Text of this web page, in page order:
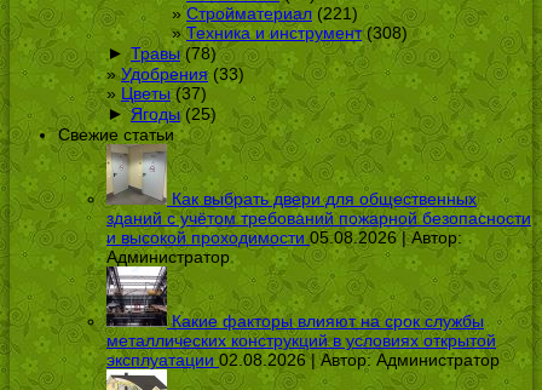
Стройматериал (221)
Техника и инструмент(308)
► Травы(78)
Удобрения(33)
Цветы(37)
► Ягоды(25)
Свежие статьи
Как выбрать двери для общественных
зданий с учётом требований пожарной безопасности
и высокой проходимости 05.08.2026 | Автор:
Администратор
Какие факторы влияют на срок службы
металлических конструкций в условиях открытой
эксплуатации 02.08.2026 | Автор:Администратор